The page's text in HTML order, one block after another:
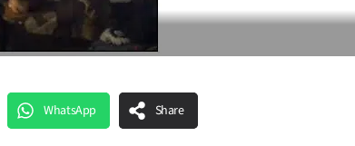
WhatsApp Share